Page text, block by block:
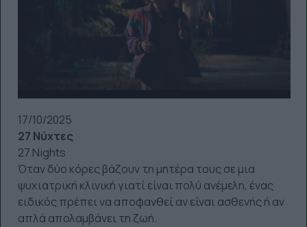
17/10/2025
27 Νύχτες
27 Nights
Όταν δύο κόρες βάζουν τη μητέρα τους σε μια
ψυχιατρική κλινική γιατί είναι πολύ ανέμελη, ένας
ειδικός πρέπει να αποφανθεί αν είναι ασθενής ή αν
απλά απολαμβάνει τη ζωή.